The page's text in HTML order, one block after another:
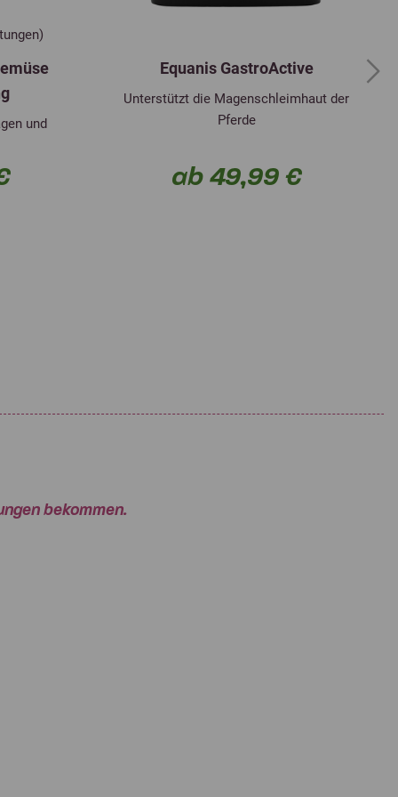
und
Equanis GastroActive
Unterstützt die Magenschleimhaut der
Pferde
ab 49,99 €
Next
bekommen.